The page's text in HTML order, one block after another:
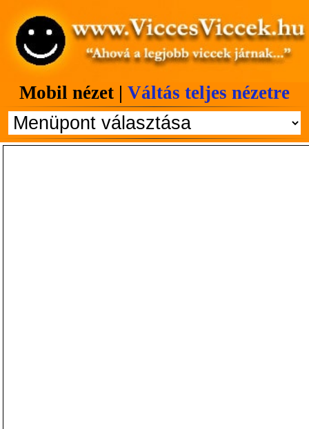
Mobil nézet | Váltás teljes nézetre